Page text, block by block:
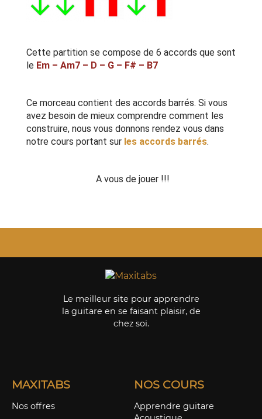
Cette partition se compose de 6 accords que sont
le Em – Am7 – D – G – F# – B7
Ce morceau contient des accords barrés. Si vous
avez besoin de mieux comprendre comment les
construire, nous vous donnons rendez vous dans
notre cours portant sur les accords barrés.
A vous de jouer !!!
Le meilleur site pour apprendre
la guitare en se faisant plaisir, de
chez soi.
MAXITABS
Nos offres
NOS COURS
Apprendre guitare